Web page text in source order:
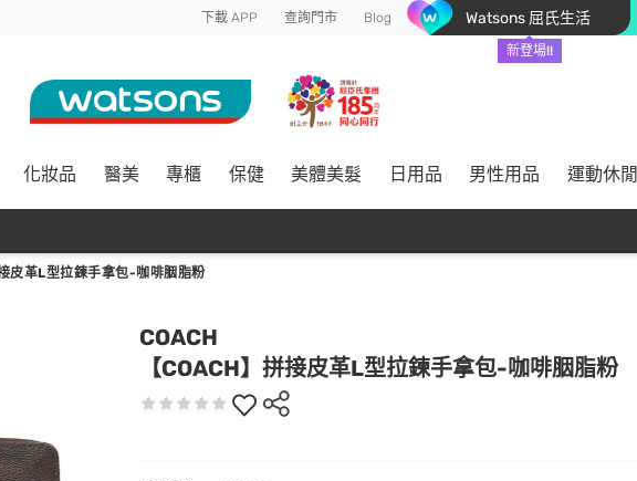
下載 APP 查詢門市 Blog Watsons 屈氏生活
新登場!!
化妝品 醫美 專櫃 保健 美體美髮 日用品 男性用品 運動休閒
皮革L型拉鍊手拿包-咖啡胭脂粉
COACH
【COACH】拼接皮革L型拉鍊手拿包-咖啡胭脂粉